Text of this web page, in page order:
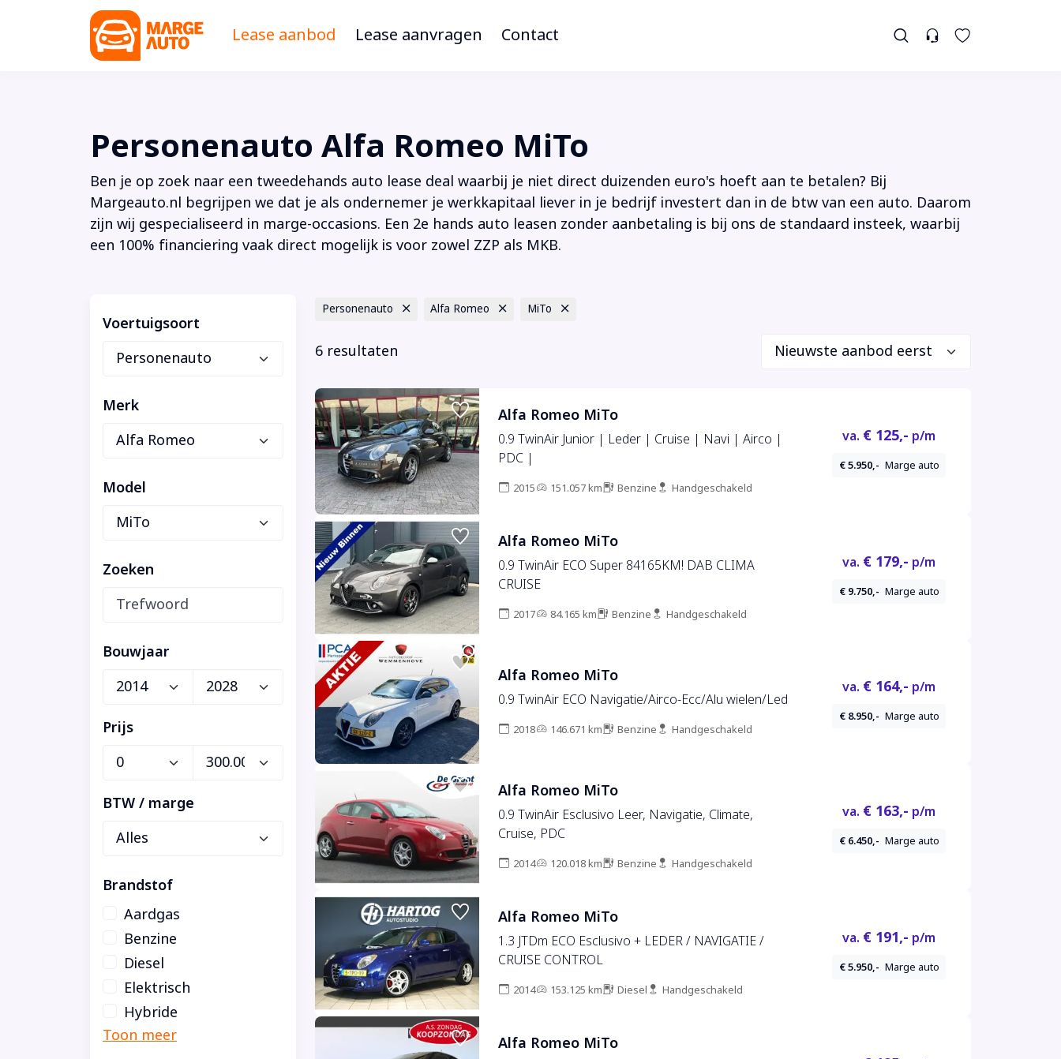
Lease aanbod Lease aanvragen Contact
Personenauto Alfa Romeo MiTo
Ben je op zoek naar een tweedehands auto lease deal waarbij je niet direct duizenden euro's hoeft aan te betalen? Bij
Margeauto.nl begrijpen we dat je als ondernemer je werkkapitaal liever in je bedrijf investert dan in de btw van een auto. Daarom
zijn wij gespecialiseerd in marge-occasions. Een 2e hands auto leasen zonder aanbetaling is bij ons de standaard insteek, waarbij
een 100% financiering vaak direct mogelijk is voor zowel ZZP als MKB.
Voertuigsoort
Merk
Model
Zoeken
Bouwjaar
Prijs
BTW / marge
Brandstof
Aardgas
Benzine
Diesel
Elektrisch
Hybride
Personenauto Alfa Romeo MiTo
6 resultaten
Alfa Romeo MiTo
0.9 TwinAir Junior | Leder | Cruise | Navi | Airco |
PDC |
2015 151.057 km Benzine Handgeschakeld
va. € 125,- p/m
€ 5.950,- Marge auto
Alfa Romeo MiTo
0.9 TwinAir ECO Super 84165KM! DAB CLIMA
CRUISE
2017 84.165 km Benzine Handgeschakeld
va. € 179,- p/m
€ 9.750,- Marge auto
Alfa Romeo MiTo
0.9 TwinAir ECO Navigatie/Airco-Ecc/Alu wielen/Led
2018 146.671 km Benzine Handgeschakeld
va. € 164,- p/m
€ 8.950,- Marge auto
Alfa Romeo MiTo
0.9 TwinAir Esclusivo Leer, Navigatie, Climate,
Cruise, PDC
2014 120.018 km Benzine Handgeschakeld
va. € 163,- p/m
€ 6.450,- Marge auto
Alfa Romeo MiTo
1.3 JTDm ECO Esclusivo + LEDER / NAVIGATIE /
CRUISE CONTROL
2014 153.125 km Diesel Handgeschakeld
va. € 191,- p/m
€ 5.950,- Marge auto
Alfa Romeo MiTo